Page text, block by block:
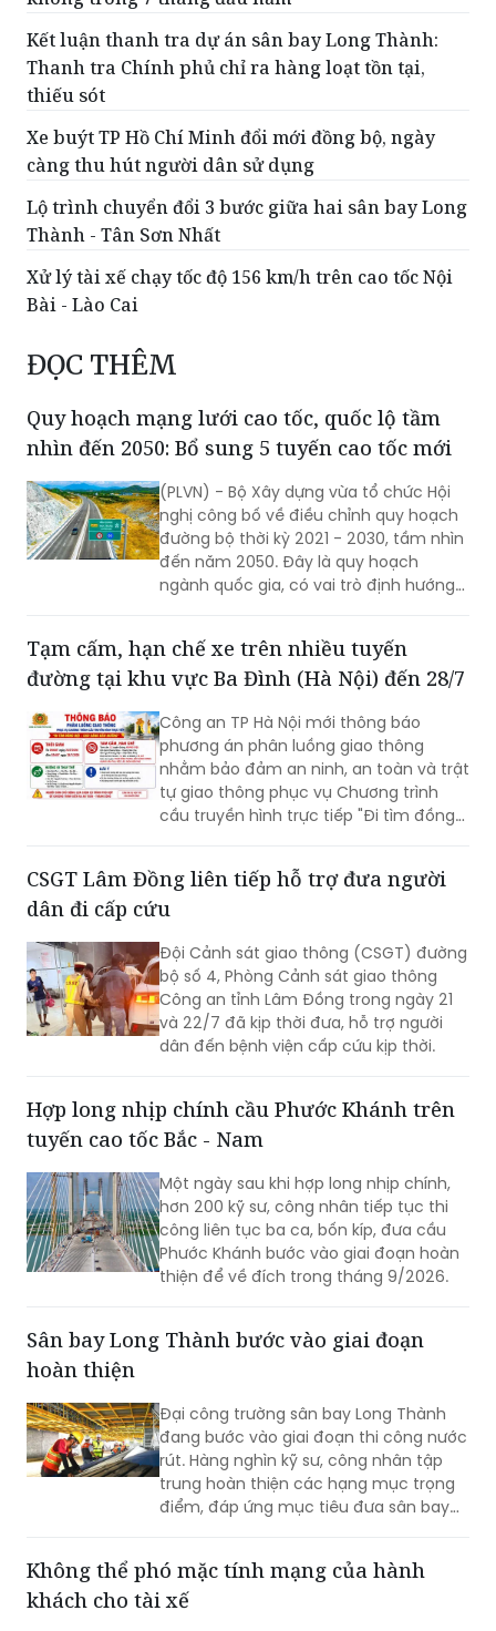
Kết luận thanh tra dự án sân bay Long Thành:
Thanh tra Chính phủ chỉ ra hàng loạt tồn tại,
thiếu sót
Xe buýt TP Hồ Chí Minh đổi mới đồng bộ, ngày
càng thu hút người dân sử dụng
Lộ trình chuyển đổi 3 bước giữa hai sân bay Long
Thành - Tân Sơn Nhất
Xử lý tài xế chạy tốc độ 156 km/h trên cao tốc Nội
Bài - Lào Cai
ĐỌC THÊM
Quy hoạch mạng lưới cao tốc, quốc lộ tầm
nhìn đến 2050: Bổ sung 5 tuyến cao tốc mới
(PLVN) - Bộ Xây dựng vừa tổ chức Hội
nghị công bố về điều chỉnh quy hoạch
đường bộ thời kỳ 2021 - 2030, tầm nhìn
đến năm 2050. Đây là quy hoạch
ngành quốc gia, có vai trò định hướng
huy động nguồn lực đầu tư, tăng
cường liên kết vùng và kết nối các
cảng biển, cảng hàng không cùng các
đầu mối giao thông quan trọng.
Tạm cấm, hạn chế xe trên nhiều tuyến
đường tại khu vực Ba Đình (Hà Nội) đến 28/7
Công an TP Hà Nội mới thông báo
phương án phân luồng giao thông
nhằm bảo đảm an ninh, an toàn và trật
tự giao thông phục vụ Chương trình
cầu truyền hình trực tiếp "Đi tìm đồng
Anh hùng liệt sĩ, phường Ba Đình.
CSGT Lâm Đồng liên tiếp hỗ trợ đưa người
dân đi cấp cứu
Đội Cảnh sát giao thông (CSGT) đường
bộ số 4, Phòng Cảnh sát giao thông
Công an tỉnh Lâm Đồng trong ngày 21
và 22/7 đã kịp thời đưa, hỗ trợ người
dân đến bệnh viện cấp cứu kịp thời.
Hợp long nhịp chính cầu Phước Khánh trên
tuyến cao tốc Bắc - Nam
Một ngày sau khi hợp long nhịp chính,
hơn 200 kỹ sư, công nhân tiếp tục thi
công liên tục ba ca, bốn kíp, đưa cầu
Phước Khánh bước vào giai đoạn hoàn
thiện để về đích trong tháng 9/2026.
Sân bay Long Thành bước vào giai đoạn
hoàn thiện
Đại công trường sân bay Long Thành
đang bước vào giai đoạn thi công nước
rút. Hàng nghìn kỹ sư, công nhân tập
trung hoàn thiện các hạng mục trọng
điểm, đáp ứng mục tiêu đưa sân bay
Không thể phó mặc tính mạng của hành
khách cho tài xế